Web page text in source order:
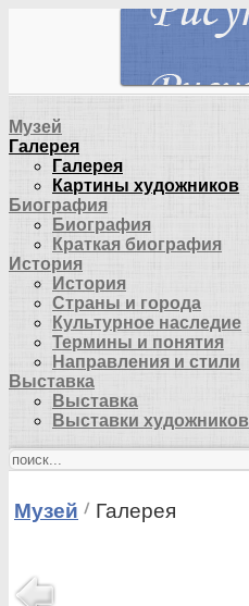
Музей
Галерея
Галерея
Картины художников
Биография
Биография
Краткая биография
История
История
Страны и города
Культурное наследие
Термины и понятия
Направления и стили
Выставка
Выставка
Выставки художников
Музей Галерея